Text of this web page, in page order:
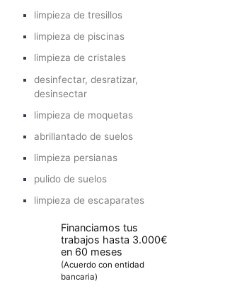
limpieza de tresillos
limpieza de piscinas
limpieza de cristales
desinfectar, desratizar,
desinsectar
limpieza de moquetas
abrillantado de suelos
limpieza persianas
pulido de suelos
limpieza de escaparates
Financiamos tus
trabajos hasta 3.000€
en 60 meses
(Acuerdo con entidad
bancaria)